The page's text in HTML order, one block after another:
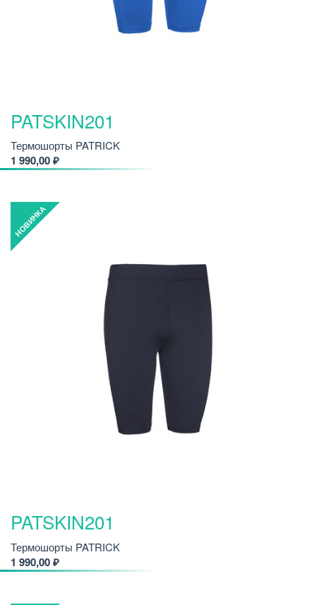
PATSKIN201
Термошорты PATRICK
1 990,00 ₽
PATSKIN201
Термошорты PATRICK
1 990,00 ₽